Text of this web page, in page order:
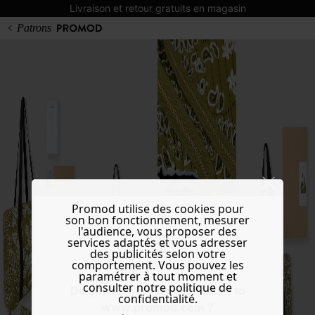
Livraison et retour gratuits en magasin
Do you want to be redirected to
www.promod.com ?
Patrons
Promod utilise des cookies pour
son bon fonctionnement, mesurer
l'audience, vous proposer des
services adaptés et vous adresser
des publicités selon votre
comportement. Vous pouvez les
paramétrer à tout moment et
consulter notre politique de
confidentialité.